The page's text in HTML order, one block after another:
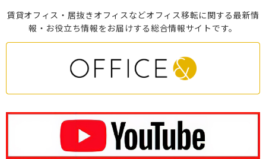
賃貸オフィス・居抜きオフィスなどオフィス移転に関する最新情
報・お役立ち情報をお届けする総合情報サイトです。